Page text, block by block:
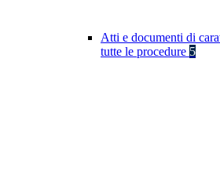
Atti e documenti di
tutte le procedure 5